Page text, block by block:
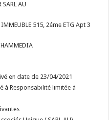
SARL AU
515, 2éme ETG Apt 3
en date de 23/04/2021
à Responsabilité limitée à